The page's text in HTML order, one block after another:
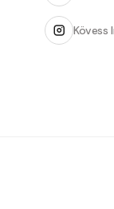
Kövess